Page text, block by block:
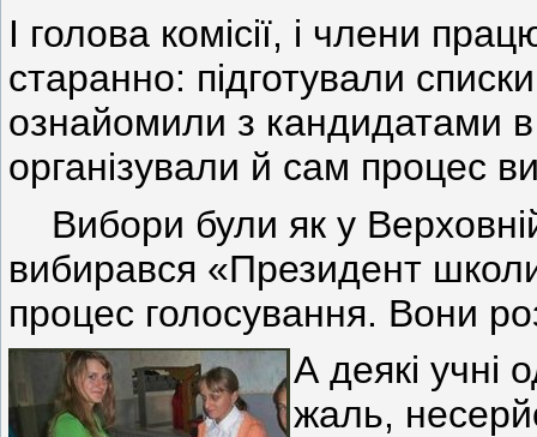
І голова комісії, і члени
старанно: підготували
ознайомили з кандидатами
організували й сам процес
Вибори були як у
вибирався «Президент
процес голосування. Вони
А деякі учні
жаль,